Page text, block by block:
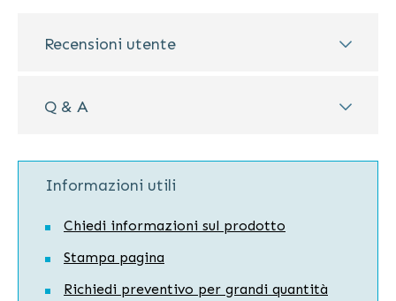
Recensioni utente
Q & A
Informazioni utili
Chiedi informazioni sul prodotto
Stampa pagina
Richiedi preventivo per grandi quantità